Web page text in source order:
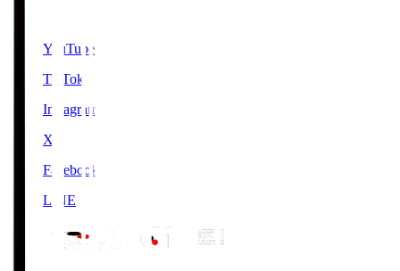
YouTube
TikTok
Instagram
X
Facebook
LINE